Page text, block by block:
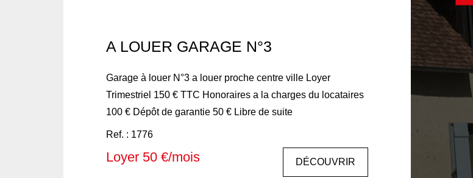
A LOUER GARAGE N°3
Garage à louer N°3 a louer proche centre ville Loyer
Trimestriel 150 € TTC Honoraires a la charges du locataires
100 € Dépôt de garantie 50 € Libre de suite
Ref. : 1776
Loyer 50 €/mois DÉCOUVRIR